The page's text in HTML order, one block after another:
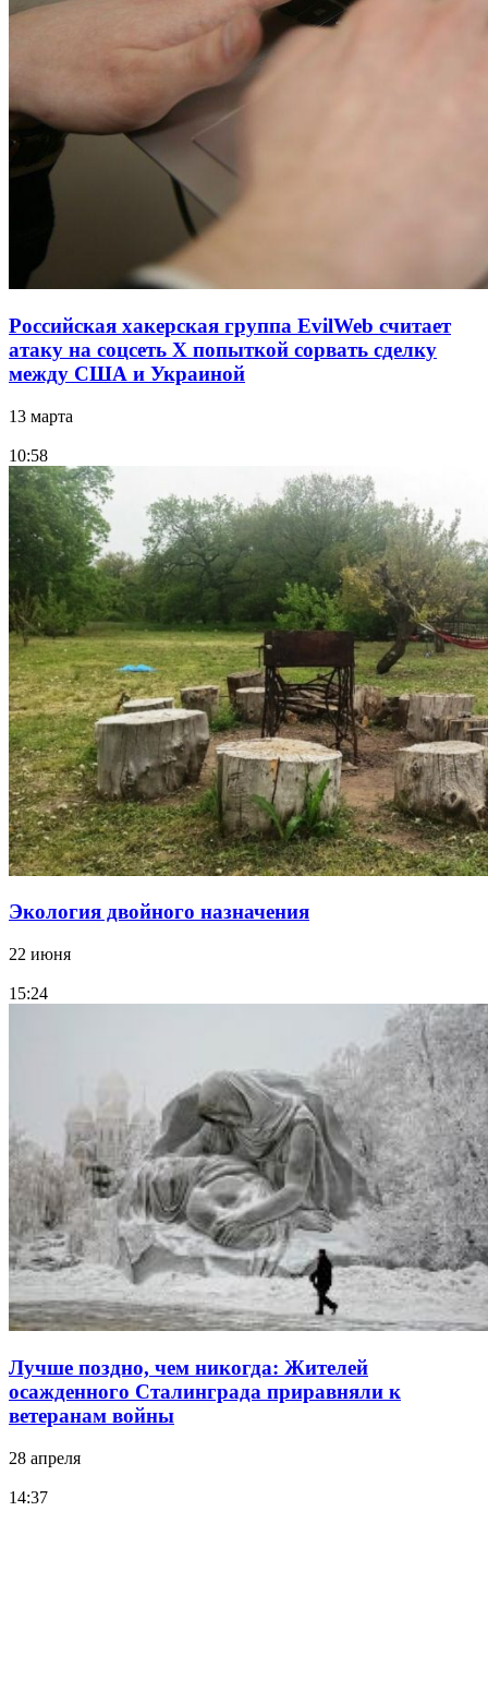
Российская хакерская группа EvilWeb считает
атаку на соцсеть Х попыткой сорвать сделку
между США и Украиной
13 марта
10:58
Экология двойного назначения
22 июня
15:24
Лучше поздно, чем никогда: Жителей
осажденного Сталинграда приравняли к
ветеранам войны
28 апреля
14:37